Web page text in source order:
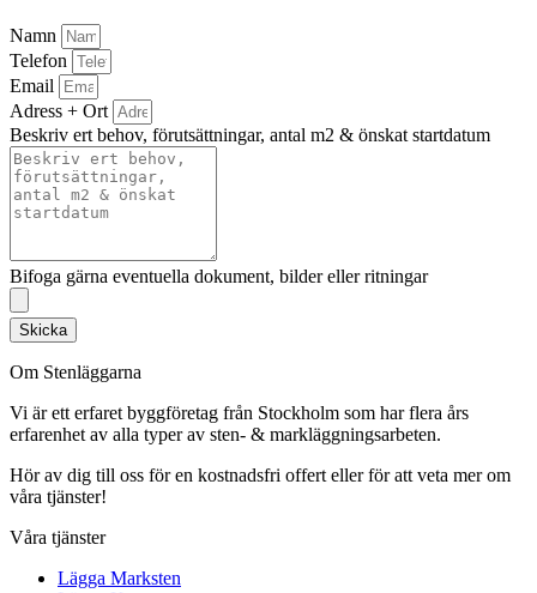
Namn
Telefon
Email
Adress + Ort
Beskriv ert behov, förutsättningar, antal m2 & önskat startdatum
Bifoga gärna eventuella dokument, bilder eller ritningar
Skicka
Om Stenläggarna
Vi är ett erfaret byggföretag från Stockholm som har flera års
erfarenhet av alla typer av sten- & markläggningsarbeten.
Hör av dig till oss för en kostnadsfri offert eller för att veta mer om
våra tjänster!
Våra tjänster
Lägga Marksten